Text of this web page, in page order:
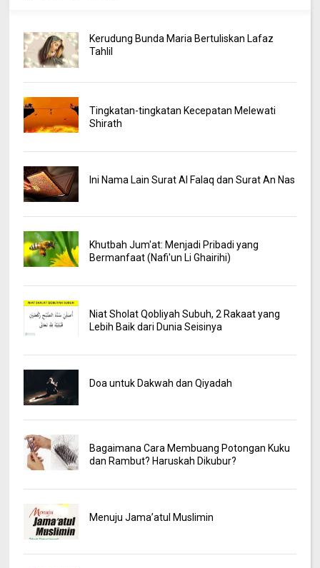
Kerudung Bunda Maria Bertuliskan Lafaz
Tahlil
Tingkatan-tingkatan Kecepatan Melewati
Shirath
Ini Nama Lain Surat Al Falaq dan Surat An Nas
Khutbah Jum'at: Menjadi Pribadi yang
Bermanfaat (Nafi'un Li Ghairihi)
Niat Sholat Qobliyah Subuh, 2 Rakaat yang
Lebih Baik dari Dunia Seisinya
Doa untuk Dakwah dan Qiyadah
Bagaimana Cara Membuang Potongan Kuku
dan Rambut? Haruskah Dikubur?
Menuju Jama’atul Muslimin